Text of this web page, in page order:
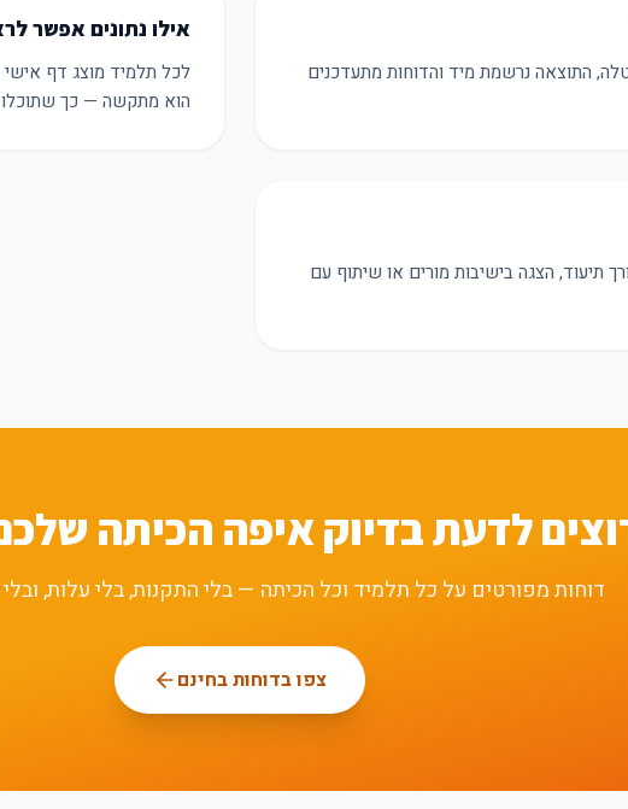
התוצאה נרשמת מיד והדוחות מתעדכנים
אילו נתונים אפשר
לכל תלמיד מוצג דף
הוא מתקשה — כך שתוכלו
תיעוד, הצגה בישיבות מורים או שיתוף עם
לדעת בדיוק איפה הכיתה
דוחות מפורטים על כל תלמיד וכל הכיתה — בלי התקנות, בלי עלות,
צפו בדוחות בחינם